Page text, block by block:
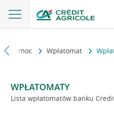
i pomoc Wpłatomat
WPŁATOMATY
Lista wpłatomatów banku